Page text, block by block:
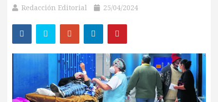
Redacción Editorial 25/04/2024